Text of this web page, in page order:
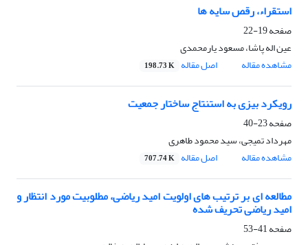
استقراء، رقص سایه ها
صفحه19-22
عین اله پاشا، مسعود یارمحمدی
مشاهده مقاله
اصل مقاله 198.73 K
رویکرد بیزی به استنتاج ساختار جمعیت
صفحه23-40
مهرداد تمیجی، سید محمود طاهری
مشاهده مقاله
اصل مقاله 707.74 K
مطالعه ای بر ترتیب های اولویت امید ریاضی، مطلوبیت مورد انتظار و
امید ریاضی تحریف شده
صفحه41-53